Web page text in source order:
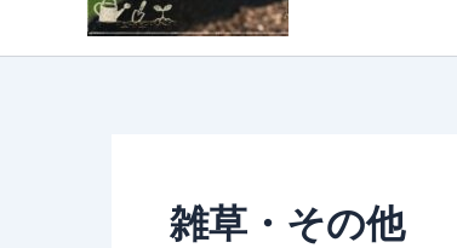
雑草・その他